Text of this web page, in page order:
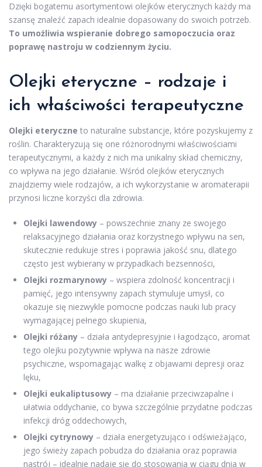
Dzięki bogatemu asortymentowi olejków eterycznych każdy ma
szansę znaleźć zapach idealnie dopasowany do swoich potrzeb.
To umożliwia wspieranie dobrego samopoczucia oraz
poprawę nastroju w codziennym życiu.
Olejki eteryczne – rodzaje i
ich właściwości terapeutyczne
Olejki eteryczne to naturalne substancje, które pozyskujemy z
roślin. Charakteryzują się one różnorodnymi właściwościami
terapeutycznymi, a każdy z nich ma unikalny skład chemiczny,
co wpływa na jego działanie. Wśród olejków eterycznych
znajdziemy wiele rodzajów, a ich wykorzystanie w aromaterapii
przynosi liczne korzyści dla zdrowia.
Olejki lawendowy – powszechnie znany ze swojego
relaksacyjnego działania oraz korzystnego wpływu na sen,
skutecznie redukuje stres i poprawia jakość snu, dlatego
często jest wybierany w przypadkach bezsenności,
Olejki rozmarynowy – wspiera zdolność koncentracji i
pamięć, jego intensywny zapach stymuluje umysł, co
okazuje się niezwykle pomocne podczas nauki lub pracy
wymagającej pełnego skupienia,
Olejki różany – działa antydepresyjnie i łagodząco, aromat
tego olejku pozytywnie wpływa na nasze zdrowie
psychiczne, wspomagając walkę z objawami depresji oraz
lęku,
Olejki eukaliptusowy – ma działanie przeciwzapalne i
ułatwia oddychanie, co bywa szczególnie przydatne podczas
infekcji dróg oddechowych,
Olejki cytrynowy – działa energetyzująco i odświeżająco,
jego świeży zapach pobudza do działania oraz poprawia
nastrój – idealnie nadaje się do stosowania w ciągu dnia w